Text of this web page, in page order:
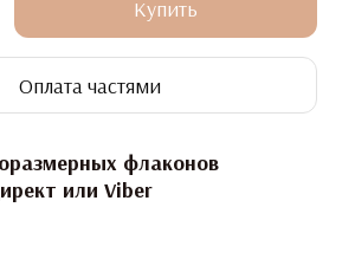
Купить
Оплата частями
флаконов
или Viber